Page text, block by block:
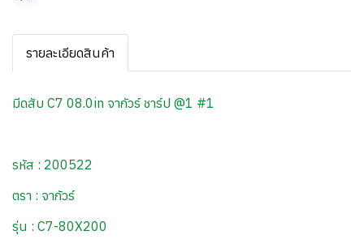
รายละเอียดสินค้า
มีดสับ C7 08.0in จากัวร์ ชาร์ป @1 #1
รหัส : 200522
ตรา : จากัวร์
รุ่น : C7-80X200